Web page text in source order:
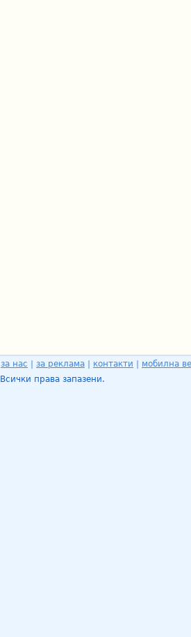
за нас за реклама контакти
мобилна
Всички права запазени.